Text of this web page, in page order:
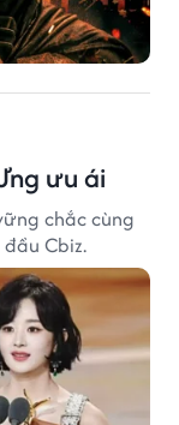
ưu ái
chắc cùng
Cbiz.